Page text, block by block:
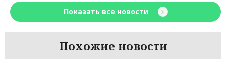
Показать все новости
Похожие новости